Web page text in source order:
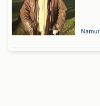
Namur